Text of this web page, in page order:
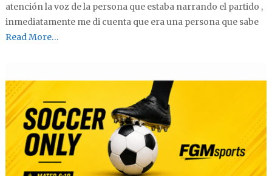
atención la voz de la persona que estaba narrando el partido ,
inmediatamente me di cuenta que era una persona que sabe
Read More…